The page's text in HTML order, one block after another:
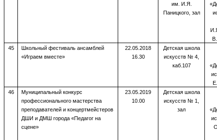
им. И.Я.
Паницкого, зал
45
Школьный фестиваль ансамблей
«Играем вместе»
22.05.2018
16.30
Детская школа
искусств № 4,
каб.107
46
Муниципальный конкурс
профессионального мастерства
преподавателей и концертмейстеров
ДШИ и ДМШ города «Педагог на
сцене»
23.05.2019
10.00
Детская школа
искусств № 1,
зал